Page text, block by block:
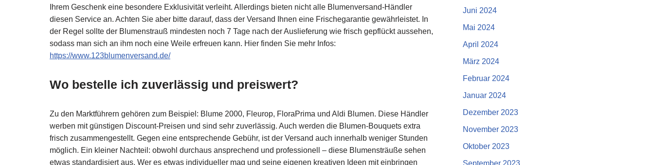
Ihrem Geschenk eine besondere Exklusivität verleiht. Allerdings bieten nicht alle Blumenversand-Händler
diesen Service an. Achten Sie aber bitte darauf, dass der Versand Ihnen eine Frischegarantie gewährleistet. In
der Regel sollte der Blumenstrauß mindesten noch 7 Tage nach der Auslieferung wie frisch gepflückt aussehen,
sodass man sich an ihm noch eine Weile erfreuen kann. Hier finden Sie mehr Infos:
https://www.123blumenversand.de/
Wo bestelle ich zuverlässig und preiswert?
Zu den Marktführern gehören zum Beispiel: Blume 2000, Fleurop, FloraPrima und Aldi Blumen. Diese Händler
werben mit günstigen Discount-Preisen und sind sehr zuverlässig. Auch werden die Blumen-Bouquets extra
frisch zusammengestellt. Gegen eine entsprechende Gebühr, ist der Versand auch innerhalb weniger Stunden
möglich. Ein kleiner Nachteil: obwohl durchaus ansprechend und professionell – diese Blumensträuße sehen
etwas standardisiert aus. Wer es etwas individueller mag und seine eigenen kreativen Ideen mit einbringen
Juni 2024
Mai 2024
April 2024
März 2024
Februar 2024
Januar 2024
Dezember 2023
November 2023
Oktober 2023